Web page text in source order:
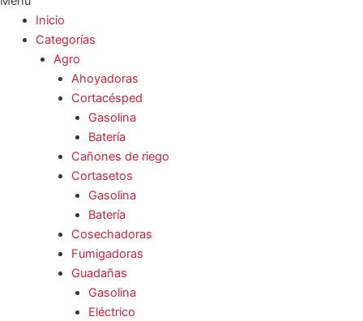
Inicio
Categorías
Agro
Ahoyadoras
Cortacésped
Gasolina
Batería
Cañones de riego
Cortasetos
Gasolina
Batería
Cosechadoras
Fumigadoras
Guadañas
Gasolina
Eléctrico